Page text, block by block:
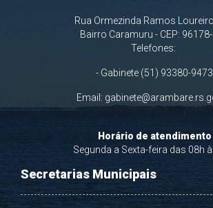
Rua Ormezinda Ramos
Bairro Caramuru - CEP:
Telefones:
- Gabinete (51) 93380-9473
Email:
Horário de atendimento
Segunda a Sexta-feira das 08h
Secretarias Municipais